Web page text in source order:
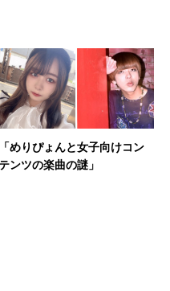
「めりぴょんと女子向けコン
テンツの楽曲の謎」